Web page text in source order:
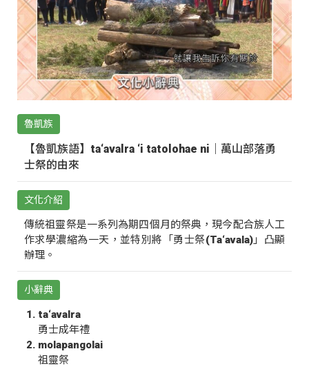
魯凱族
【魯凱族語】ta‘avalra ‘i tatolohae ni｜萬山部落勇
士祭的由來
文化介紹
傳統祖靈祭是一系列為期四個月的祭典，現今配合族人工
作求學濃縮為一天，並特別將「勇士祭(Ta‘avala)」凸顯
辦理。
小辭典
ta‘avalra
勇士成年禮
molapangolai
祖靈祭